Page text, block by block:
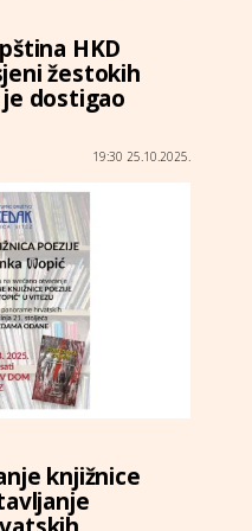
HKD
žestokih
dostigao
19:30 25.10.2025.
knjižnice